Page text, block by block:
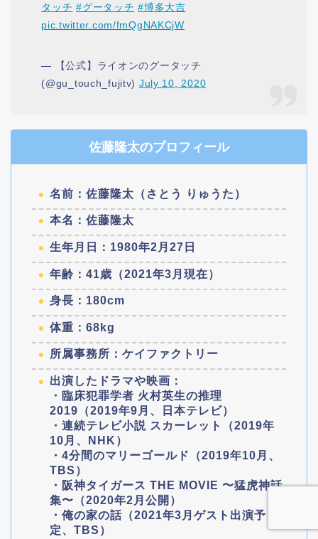
タッチ #グータッチ #博多大吉
pic.twitter.com/fmQgNAKCjW
— 【公式】ライオンのグータッチ
(@gu_touch_fujitv) July 10, 2020
佐藤隆太のプロフィール
名前：佐藤隆太（さとう りゅうた）
本名：佐藤隆太
生年月日：1980年2月27日
年齢：41歳（2021年3月現在）
身長：180cm
体重：68kg
所属事務所：ケイファクトリー
出演したドラマや映画：
・臨床犯罪学者 火村英生の推理
2019（2019年9月、日本テレビ）
・連続テレビ小説 スカーレット（2019年
10月、NHK）
・4分間のマリーゴールド（2019年10月、
TBS）
・阪神タイガース THE MOVIE 〜猛虎神話
集〜（2020年2月公開）
・俺の家の話（2021年3月ゲスト出演予
定、TBS）